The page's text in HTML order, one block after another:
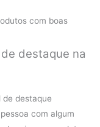
com boas
destaque na
com algum